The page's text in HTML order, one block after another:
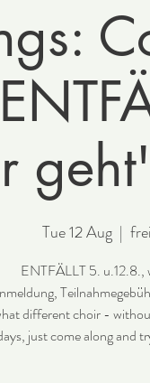
Tue 12 Aug
  |
ENTFÄLLT 5. u.12.8.,
different choir -
just come along